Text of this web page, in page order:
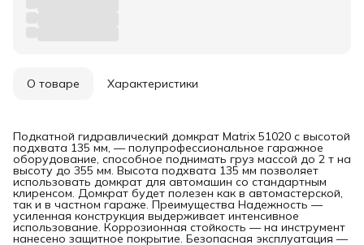
О товаре Характеристики
Подкатной гидравлический домкрат Matrix 51020 с высотой
подхвата 135 мм, — полупрофессиональное гаражное
оборудование, способное поднимать груз массой до 2 т на
высоту до 355 мм. Высота подхвата 135 мм позволяет
использовать домкрат для автомашин со стандартным
клиренсом. Домкрат будет полезен как в автомастерской,
так и в частном гараже. Преимущества Надежность —
усиленная конструкция выдерживает интенсивное
использование. Коррозионная стойкость — на инструмент
нанесено защитное покрытие. Безопасная эксплуатация —